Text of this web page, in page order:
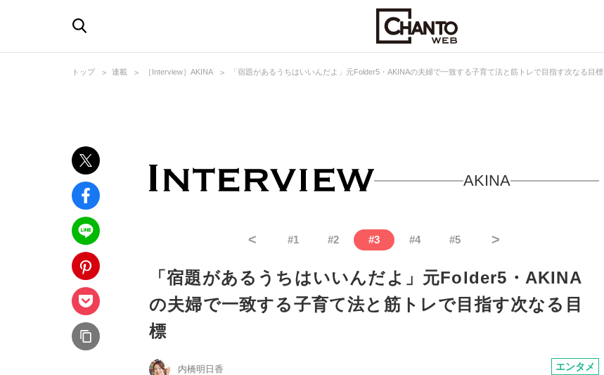
トップ 連載 ［Interview］AKINA 「宿題があるうちはいいんだよ」元Folder5・AKINAの夫婦で一致する子育て法と筋トレで目指す次なる目標
AKINA
< #1 #2 #3 #4 #5 >
「宿題があるうちはいいんだよ」元Folder5・AKINA
の夫婦で一致する子育て法と筋トレで目指す次なる目
標
内橋明日香 エンタメ